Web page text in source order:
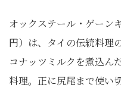
オックステール・ゲーン
円）は、タイの伝統料理
コナッツミルクを煮込ん
料理。正に尻尾まで使い